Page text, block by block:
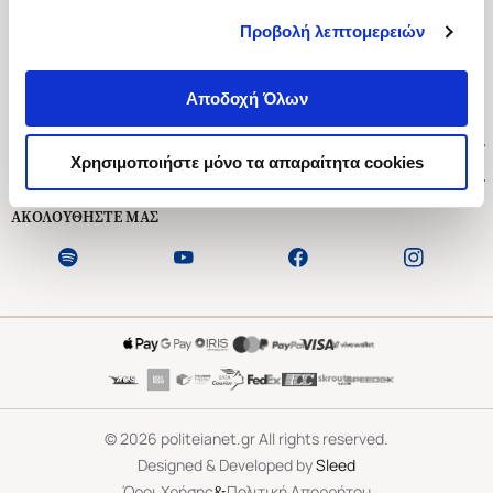
Προβολή λεπτομερειών
Αποδοχή Όλων
Χρησιμοποιήστε μόνο τα απαραίτητα cookies
Ασκληπιού 1-3, Αθήνα 106 79
Δευτέρα - Παρασκευή 09:00-21:00
Εξυπηρέτηση Πελατών
ΑΚΟΛΟΥΘΗΣΤΕ ΜΑΣ
©2026 politeianet.gr All rights reserved.
Designed & Developed bySleed